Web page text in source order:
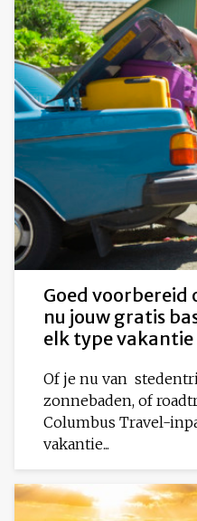
Goed voorbereid
nu jouw gratis
elk type vakantie
Of je nu van
zonnebaden, of
Columbus Travel-
vakantie...